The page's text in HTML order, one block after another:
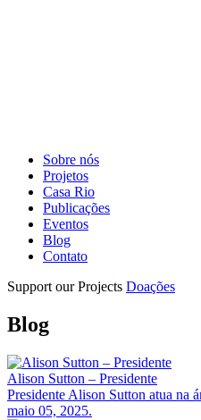
Sobre nós
Projetos
Casa Rio
Publicações
Eventos
Blog
Contato
Support our Projects Doações
Blog
Alison Sutton – Presidente
Presidente Alison Sutton atua na
maio 05, 2025.